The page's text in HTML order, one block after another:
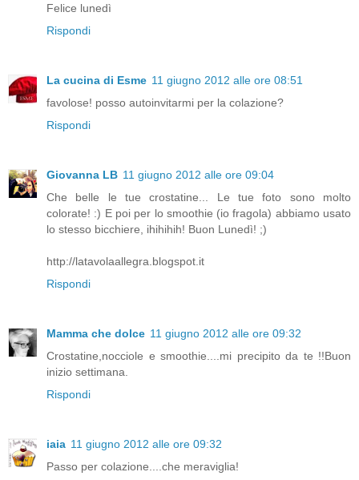
Felice lunedì
Rispondi
La cucina di Esme 11 giugno 2012 alle ore 08:51
favolose! posso autoinvitarmi per la colazione?
Rispondi
Giovanna LB 11 giugno 2012 alle ore 09:04
Che belle le tue crostatine... Le tue foto sono molto
colorate! :) E poi per lo smoothie (io fragola) abbiamo usato
lo stesso bicchiere, ihihihih! Buon Lunedì! ;)
http://latavolaallegra.blogspot.it
Rispondi
Mamma che dolce 11 giugno 2012 alle ore 09:32
Crostatine,nocciole e smoothie....mi precipito da te !!Buon
inizio settimana.
Rispondi
iaia 11 giugno 2012 alle ore 09:32
Passo per colazione....che meraviglia!